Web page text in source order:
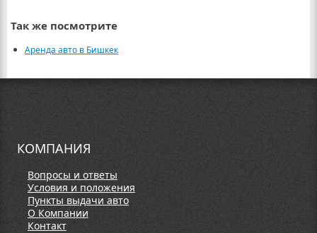
Так же посмотрите
Аренда авто в Бишкек
КОМПАНИЯ
Вопросы и ответы
Условия и положения
Пункты выдачи авто
О Компании
Контакт